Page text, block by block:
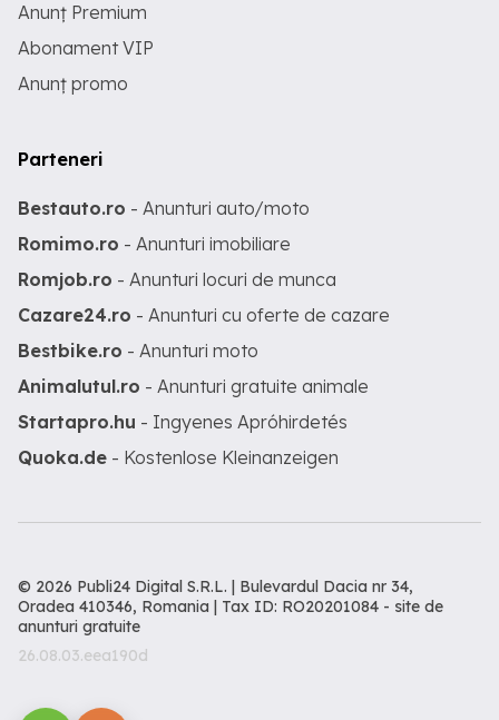
Anunț Premium
Abonament VIP
Anunț promo
Parteneri
Bestauto.ro - Anunturi auto/moto
Romimo.ro - Anunturi imobiliare
Romjob.ro - Anunturi locuri de munca
Cazare24.ro - Anunturi cu oferte de cazare
Bestbike.ro - Anunturi moto
Animalutul.ro - Anunturi gratuite animale
Startapro.hu - Ingyenes Apróhirdetés
Quoka.de - Kostenlose Kleinanzeigen
© 2026 Publi24 Digital S.R.L. | Bulevardul Dacia nr 34,
Oradea 410346, Romania | Tax ID: RO20201084 - site de
anunturi gratuite
26.08.03.eea190d